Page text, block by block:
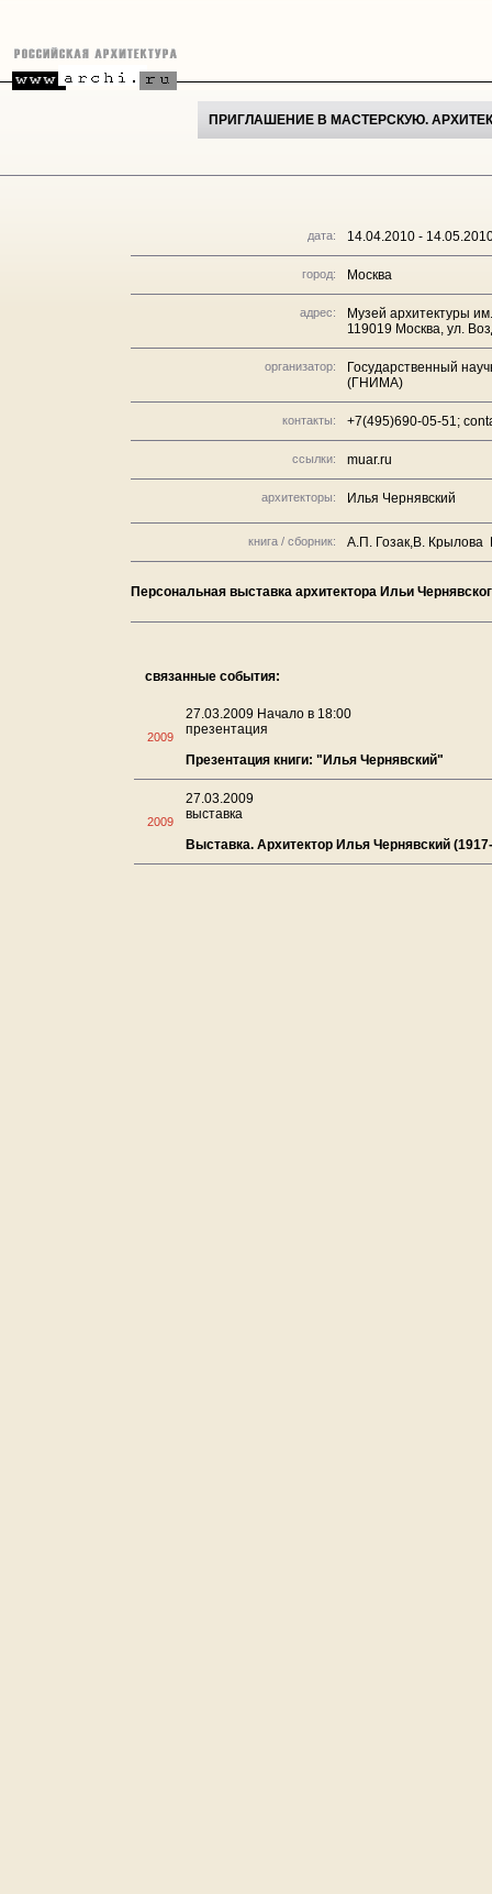
ПРИГЛАШЕНИЕ В МАСТЕРСКУЮ.
дата: 14.04.2010 -
город: Москва
адрес:
Музей архитектуры
119019 Москва, ул.
организатор:
Государственный
(ГНИМА)
контакты: +7(495)690-05-51;
ссылки: muar.ru
архитекторы: Илья Чернявский
книга / сборник: А.П. Гозак,В. Крылова
Персональная выставка архитектора Ильи
связанные события:
2009
27.03.2009 Начало в 18:00
презентация
Презентация книги: "Илья Чернявский"
2009
27.03.2009
выставка
Выставка. Архитектор Илья Чернявский